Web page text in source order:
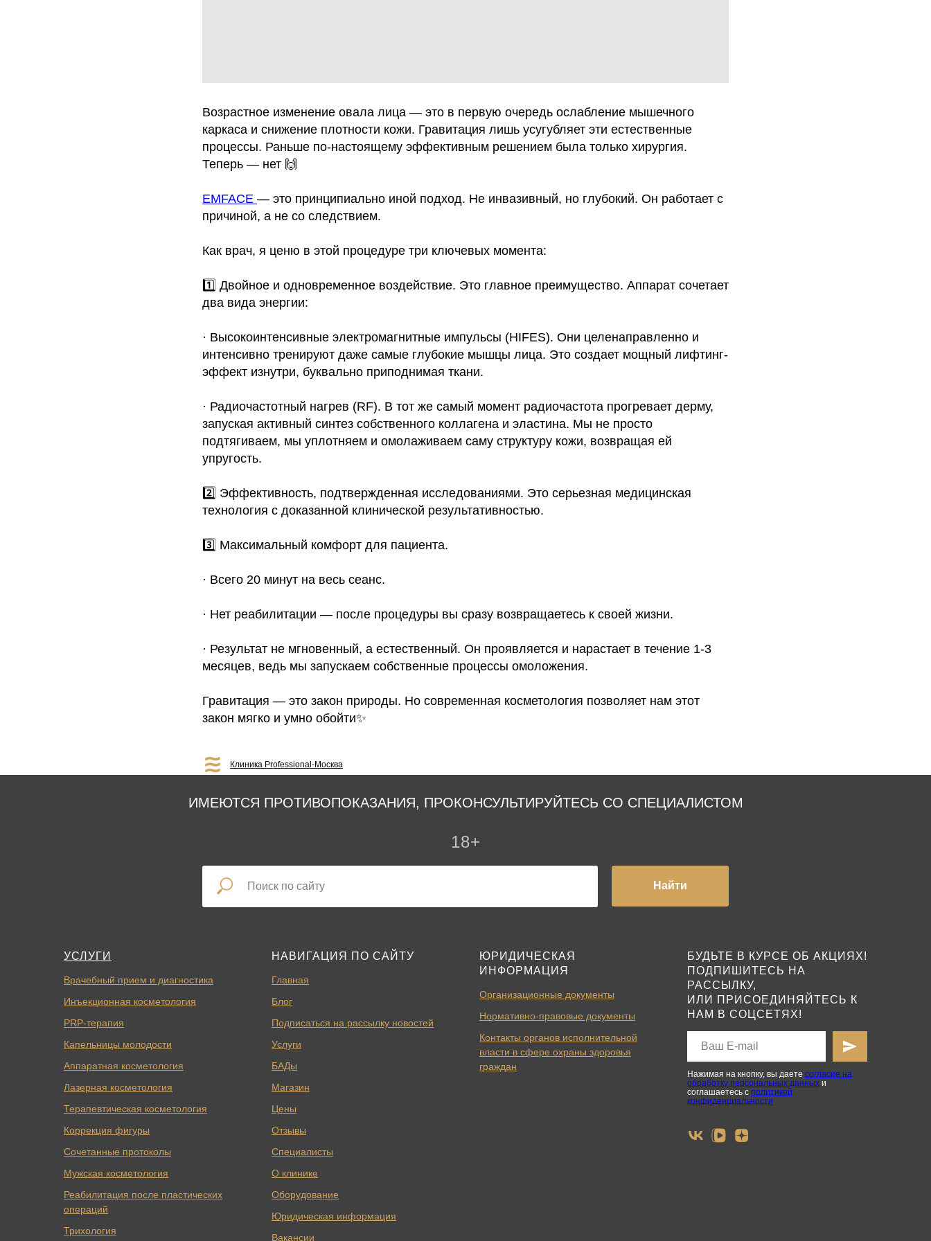
Возрастное изменение овала лица — это в первую очередь ослабление мышечного
каркаса и снижение плотности кожи. Гравитация лишь усугубляет эти естественные
процессы. Раньше по-настоящему эффективным решением была только хирургия.
Теперь — нет 🙌
EMFACE — это принципиально иной подход. Не инвазивный, но глубокий. Он работает с
причиной, а не со следствием.
Как врач, я ценю в этой процедуре три ключевых момента:
1️⃣ Двойное и одновременное воздействие. Это главное преимущество. Аппарат сочетает
два вида энергии:
· Высокоинтенсивные электромагнитные импульсы (HIFES). Они целенаправленно и
интенсивно тренируют даже самые глубокие мышцы лица. Это создает мощный лифтинг-
эффект изнутри, буквально приподнимая ткани.
· Радиочастотный нагрев (RF). В тот же самый момент радиочастота прогревает дерму,
запуская активный синтез собственного коллагена и эластина. Мы не просто
подтягиваем, мы уплотняем и омолаживаем саму структуру кожи, возвращая ей
упругость.
2️⃣ Эффективность, подтвержденная исследованиями. Это серьезная медицинская
технология с доказанной клинической результативностью.
3️⃣ Максимальный комфорт для пациента.
· Всего 20 минут на весь сеанс.
· Нет реабилитации — после процедуры вы сразу возвращаетесь к своей жизни.
· Результат не мгновенный, а естественный. Он проявляется и нарастает в течение 1-3
месяцев, ведь мы запускаем собственные процессы омоложения.
Гравитация — это закон природы. Но современная косметология позволяет нам этот
закон мягко и умно обойти✨
Клиника Professional-Москва
ИМЕЮТСЯ ПРОТИВОПОКАЗАНИЯ, ПРОКОНСУЛЬТИРУЙТЕСЬ СО СПЕЦИАЛИСТОМ
18+
Найти
УСЛУГИ
Врачебный прием и диагностика
Инъекционная косметология
PRP-терапия
Капельницы молодости
Аппаратная косметология
Лазерная косметология
Терапевтическая косметология
Коррекция фигуры
Сочетанные протоколы
Мужская косметология
Реабилитация после пластических
операций
Трихология
НАВИГАЦИЯ ПО САЙТУ
Главная
Блог
Подписаться на рассылку новостей
Услуги
БАДы
Магазин
Цены
Отзывы
Специалисты
О клинике
Оборудование
Юридическая информация
Вакансии
ЮРИДИЧЕСКАЯ
ИНФОРМАЦИЯ
Организационные документы
Нормативно-правовые документы
Контакты органов исполнительной
власти в сфере охраны здоровья
граждан
БУДЬТЕ В КУРСЕ ОБ АКЦИЯХ!
ПОДПИШИТЕСЬ НА
РАССЫЛКУ,
ИЛИ ПРИСОЕДИНЯЙТЕСЬ К
НАМ В СОЦСЕТЯХ!
Нажимая на кнопку, вы даете согласие на
обработку персональных данных и
соглашаетесь с политикой
конфиденциальности